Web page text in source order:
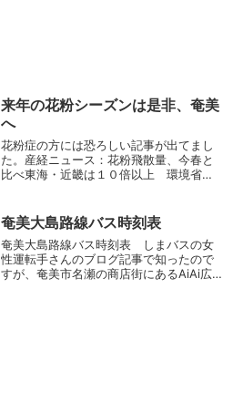
来年の花粉シーズンは是非、奄美
へ
花粉症の方には恐ろしい記事が出てまし
た。産経ニュース：花粉飛散量、今春と
比べ東海・近畿は１０倍以上 環境省が
春と比べて東海や近畿地方で１０倍以上
となるなど多く、例年比で...
奄美大島路線バス時刻表
奄美大島路線バス時刻表 しまバスの女
性運転手さんのブログ記事で知ったので
すが、奄美市名瀬の商店街にあるAiAi広